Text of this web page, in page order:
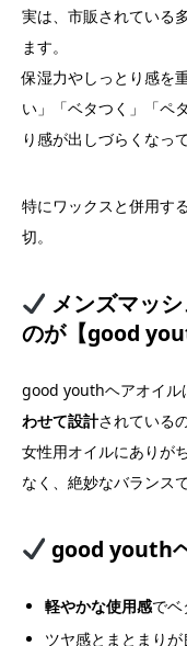
実は、市販されている
ます。
保湿力やしっとり感を
い」「ベタつく」「ペ
り感が出しづらくなっ
特にワックスと併用す
切。
メンズマッ
のが【good
good youthヘアオイル
わせて設計されている
女性用オイルにありが
なく、絶妙なバランス
good youth
軽やかな使用感で
ツヤ感とまとまり